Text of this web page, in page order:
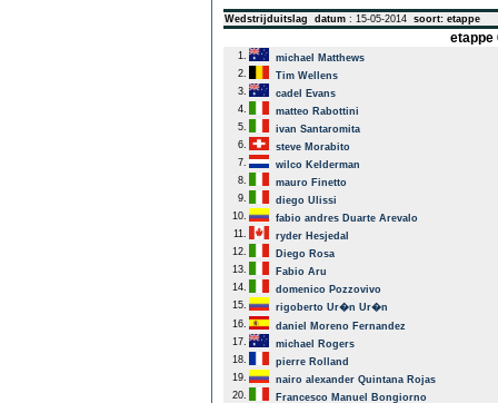
Wedstrijduitslag datum : 15-05-2014 soort: etappe
etappe
1.
michael Matthews
2.
Tim Wellens
3.
cadel Evans
4.
matteo Rabottini
5.
ivan Santaromita
6.
steve Morabito
7.
wilco Kelderman
8.
mauro Finetto
9.
diego Ulissi
10.
fabio andres Duarte Arevalo
11.
ryder Hesjedal
12.
Diego Rosa
13.
Fabio Aru
14.
domenico Pozzovivo
15.
rigoberto Ur�n Ur�n
16.
daniel Moreno Fernandez
17.
michael Rogers
18.
pierre Rolland
19.
nairo alexander Quintana Rojas
20.
Francesco Manuel Bongiorno